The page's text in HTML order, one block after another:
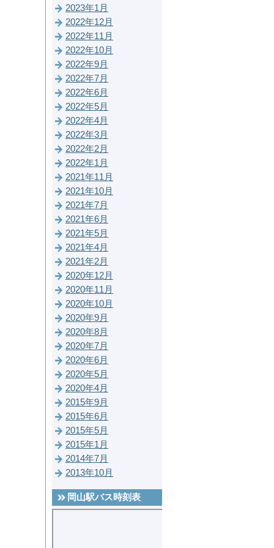
2023年1月
2022年12月
2022年11月
2022年10月
2022年9月
2022年7月
2022年6月
2022年5月
2022年4月
2022年3月
2022年2月
2022年1月
2021年11月
2021年10月
2021年7月
2021年6月
2021年5月
2021年4月
2021年2月
2020年12月
2020年11月
2020年10月
2020年9月
2020年8月
2020年7月
2020年6月
2020年5月
2020年4月
2015年9月
2015年6月
2015年5月
2015年1月
2014年7月
2013年10月
岡山駅バス時刻表